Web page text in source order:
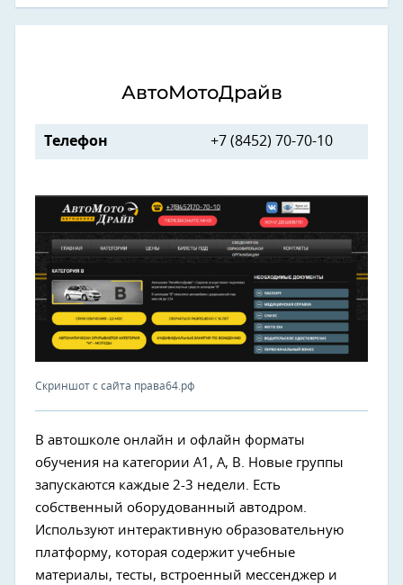
АвтоМотоДрайв
Телефон +7 (8452) 70-70-10
Скриншот с сайта права64.рф
В автошколе онлайн и офлайн форматы
обучения на категории А1, А, В. Новые группы
запускаются каждые 2-3 недели. Есть
собственный оборудованный автодром.
Используют интерактивную образовательную
платформу, которая содержит учебные
материалы, тесты, встроенный мессенджер и